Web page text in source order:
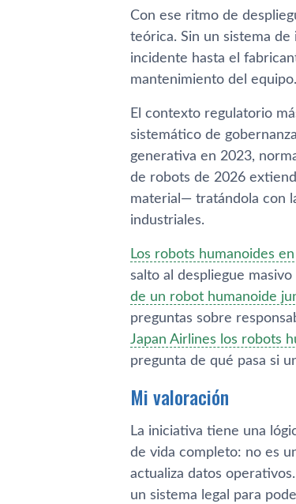
Con ese ritmo de
teórica. Sin un sistema
incidente hasta el
mantenimiento del
El contexto regulatorio
sistemático de
generativa en 2023,
de robots de 2026
material— tratándola con
industriales.
Los robots humanoides
salto al despliegue
de un robot humanoide
preguntas sobre
Japan Airlines los robots
pregunta de qué pasa si
Mi valoración
La iniciativa tiene una
de vida completo: no es
actualiza datos
un sistema legal para